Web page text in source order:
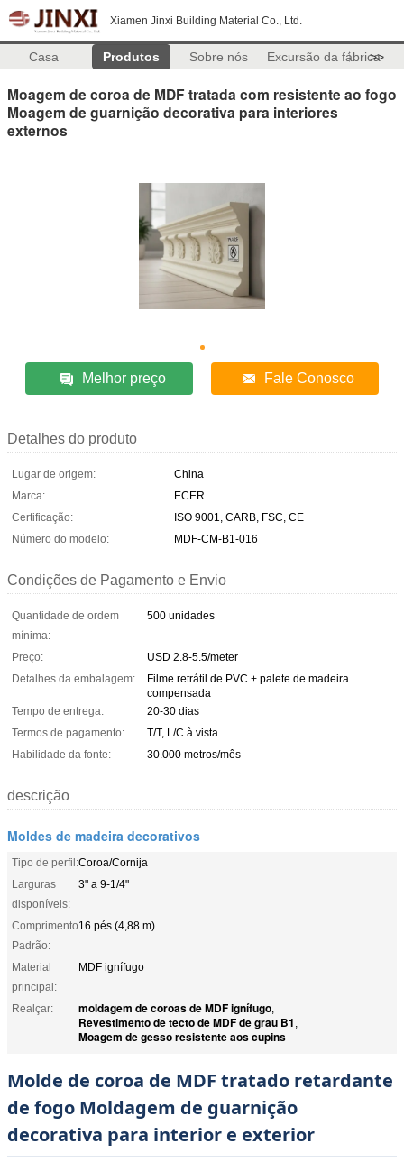
Xiamen Jinxi Building Material Co., Ltd.
Casa Produtos Sobre nós Excursão da fábrica
>>
Moagem de coroa de MDF tratada com resistente ao fogo
Moagem de guarnição decorativa para interiores
externos
Melhor preço Fale Conosco
Detalhes do produto
Lugar de origem:
China
Marca:
ECER
Certificação:
ISO 9001, CARB, FSC, CE
Número do modelo:
MDF-CM-B1-016
Condições de Pagamento e Envio
Quantidade de ordem
mínima:
500 unidades
Preço:
USD 2.8-5.5/meter
Detalhes da embalagem:
Filme retrátil de PVC + palete de madeira
compensada
Tempo de entrega:
20-30 dias
Termos de pagamento:
T/T, L/C à vista
Habilidade da fonte:
30.000 metros/mês
descrição
Moldes de madeira decorativos
Tipo de perfil:Coroa/Cornija
Larguras
disponíveis:
3" a 9-1/4"
Comprimento
Padrão:
16 pés (4,88 m)
Material
principal:
MDF ignífugo
Realçar: moldagem de coroas de MDF ignífugo,
Revestimento de tecto de MDF de grau B1 ,
Moagem de gesso resistente aos cupins
Molde de coroa de MDF tratado retardante
de fogo Moldagem de guarnição
decorativa para interior e exterior